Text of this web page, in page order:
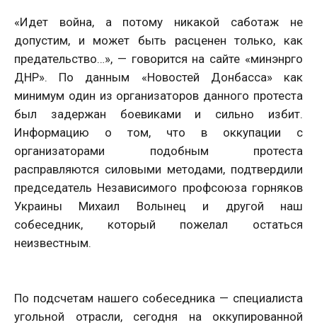
«Идет война, а потому никакой саботаж не
допустим, и может быть расценен только, как
предательство…», — говорится на сайте «минэнрго
ДНР». По данным «Новостей Донбасса» как
минимум один из организаторов данного протеста
был задержан боевиками и сильно избит.
Информацию о том, что в оккупации с
организаторами подобным протеста
расправляются силовыми методами, подтвердили
председатель Независимого профсоюза горняков
Украины Михаил Волынец и другой наш
собеседник, который пожелал остаться
неизвестным.
По подсчетам нашего собеседника — специалиста
угольной отрасли, сегодня на оккупированной